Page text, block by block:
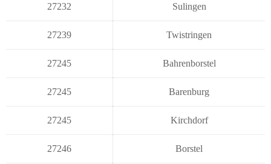
27232 Sulingen
27239 Twistringen
27245 Bahrenborstel
27245 Barenburg
27245 Kirchdorf
27246 Borstel